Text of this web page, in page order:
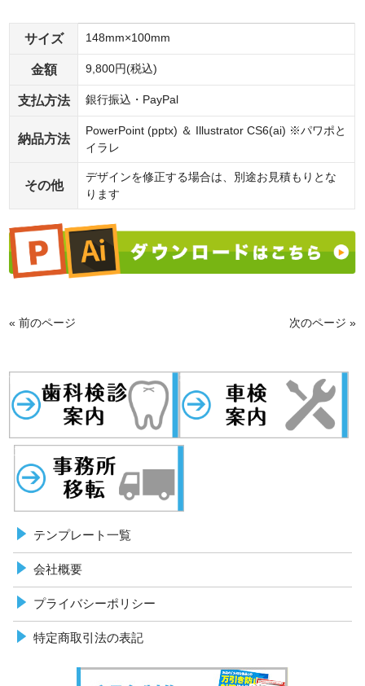
サイズ 148mm×100mm
金額 9,800円(税込)
支払方法 銀行振込・PayPal
納品方法
PowerPoint (pptx) ＆ Illustrator CS6(ai) ※パワポと
イラレ
その他
デザインを修正する場合は、別途お見積もりとな
ります
« 前のページ 次のページ »
事務所移転
車検案内
テンプレート一覧
会社概要
プライバシーポリシー
特定商取引法の表記